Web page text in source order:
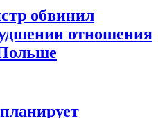
обвинил
отношения